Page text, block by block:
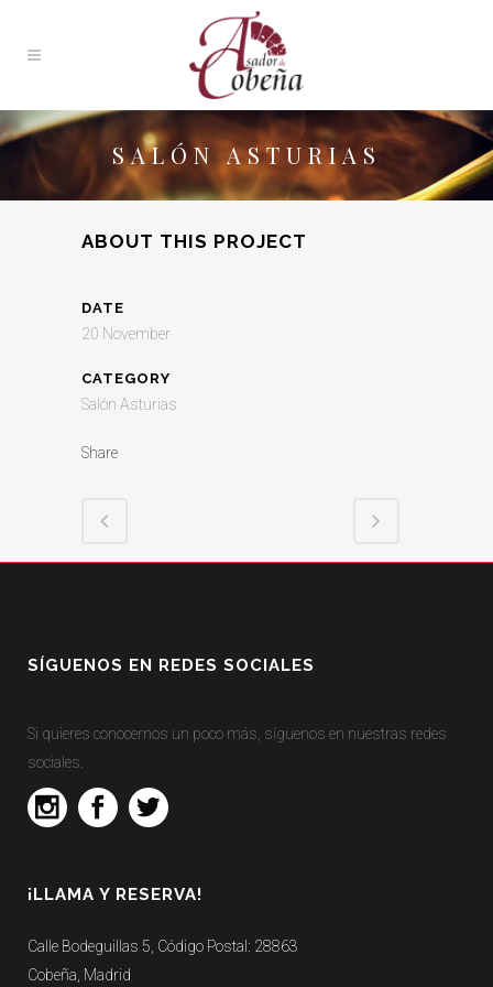
SALÓN ASTURIAS
ABOUT THIS PROJECT
DATE
20 November
CATEGORY
Salón Asturias
Share
SÍGUENOS EN REDES SOCIALES
Si quieres conocernos un poco más, síguenos en nuestras redes
sociales.
¡LLAMA Y RESERVA!
Calle Bodeguillas 5, Código Postal: 28863
Cobeña, Madrid